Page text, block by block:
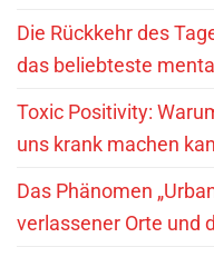
Die Rückkehr des
das beliebteste
Toxic Positivity:
uns krank machen
Das Phänomen
verlassener Orte und